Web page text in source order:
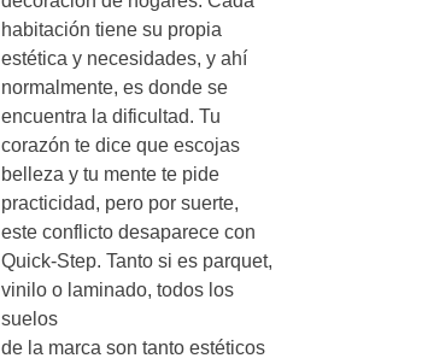
habitación tiene su propia
estética y necesidades, y ahí
normalmente, es donde se
encuentra la dificultad. Tu
corazón te dice que escojas
belleza y tu mente te pide
practicidad, pero por suerte,
este conflicto desaparece con
Quick-Step. Tanto si es parquet,
vinilo o laminado, todos los
suelos
de la marca son tanto estéticos